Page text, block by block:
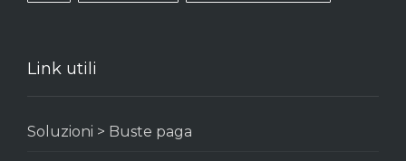
Link utili
Soluzioni > Buste paga